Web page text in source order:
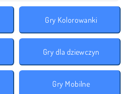
Gry Kolorowanki
Gry dla dziewczyn
Gry Mobilne